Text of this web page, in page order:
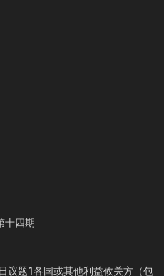
十四期
议题1各国或其他利益攸关方（包